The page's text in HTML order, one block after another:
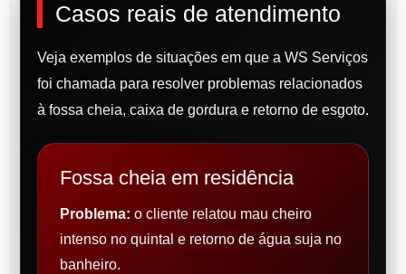
Casos reais de atendimento
Veja exemplos de situações em que a WS Serviços
foi chamada para resolver problemas relacionados
à fossa cheia, caixa de gordura e retorno de esgoto.
Fossa cheia em residência
Problema: o cliente relatou mau cheiro
intenso no quintal e retorno de água suja no
banheiro.